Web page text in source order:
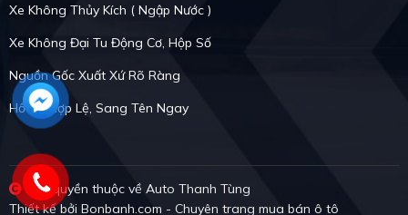
Xe Không Thủy Kích ( Ngập Nước )
Xe Không Đại Tu Động Cơ, Hộp Số
Nguồn Gốc Xuất Xứ Rõ Ràng
Hồ Sơ Hợp Lệ, Sang Tên Ngay
Bản quyền thuộc về Auto Thanh Tùng
Thiết kế bởi Bonbanh.com - Chuyên trang mua bán ô tô